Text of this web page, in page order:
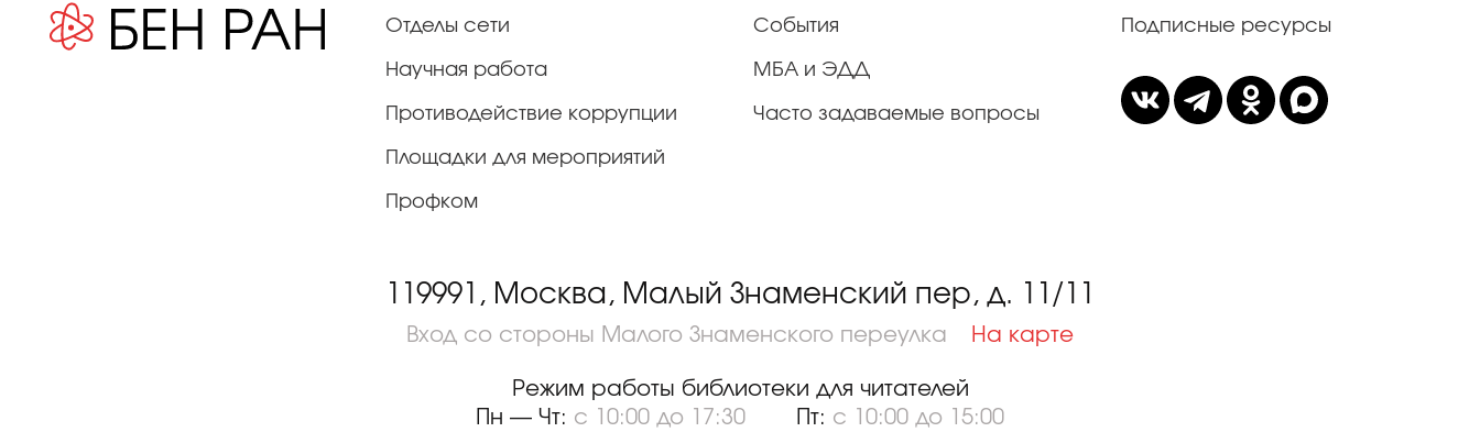
Отделы сети
Научная работа
Противодействие коррупции
Площадки для мероприятий
Профком
События
МБА и ЭДД
Часто задаваемые вопросы
Подписные ресурсы
119991, Москва, Малый Знаменский пер, д. 11/11
Вход со стороны Малого Знаменского переулка На карте
Режим работы библиотеки для читателей
Пн — Чт: с 10:00 до 17:30 Пт: с 10:00 до 15:00